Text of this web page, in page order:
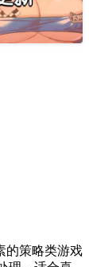
的策略类游戏